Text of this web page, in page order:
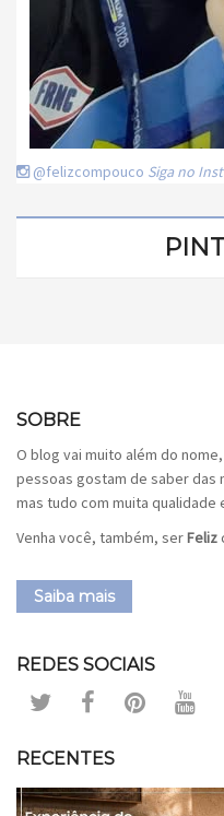
@felizcompouco Siga no
SOBRE
O blog vai muito além do
pessoas gostam de saber das
mas tudo com muita qualidade
Venha você, também, serFeliz
Saiba mais
REDES SOCIAIS
RECENTES